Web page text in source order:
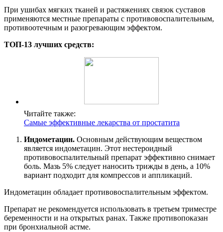
При ушибах мягких тканей и растяжениях связок суставов
применяются местные препараты с противовоспалительным,
противоотечным и разогревающим эффектом.
ТОП-13 лучших средств:
Читайте также:
Самые эффективные лекарства от простатита
Индометацин. Основным действующим веществом
является индометацин. Этот нестероидный
противовоспалительный препарат эффективно снимает
боль. Мазь 5% следует наносить трижды в день, а 10%
вариант подходит для компрессов и аппликаций.
Индометацин обладает противовоспалительным эффектом.
Препарат не рекомендуется использовать в третьем триместре
беременности и на открытых ранах. Также противопоказан
при бронхиальной астме.